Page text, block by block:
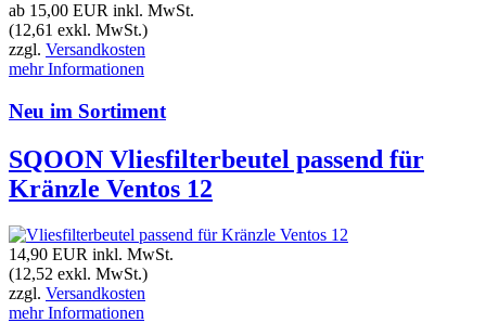
ab 15,00 EUR inkl. MwSt.
(12,61 exkl. MwSt.)
zzgl. Versandkosten
mehr Informationen
Neu im Sortiment
SQOON Vliesfilterbeutel passend für
Kränzle Ventos 12
14,90 EUR inkl. MwSt.
(12,52 exkl. MwSt.)
zzgl. Versandkosten
mehr Informationen